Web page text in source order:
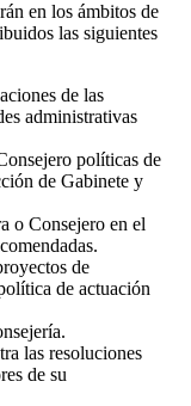
en los ámbitos de
las siguientes
de las
administrativas
políticas de
de Gabinete y
o Consejero en el
de
de actuación
las resoluciones
de su